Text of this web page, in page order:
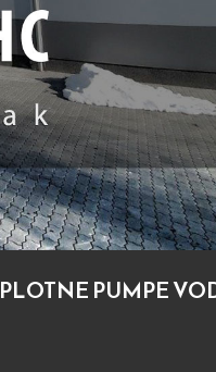
PUMPE